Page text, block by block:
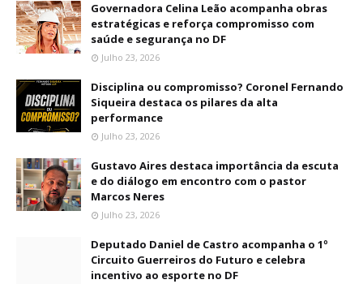
Governadora Celina Leão acompanha obras
estratégicas e reforça compromisso com
saúde e segurança no DF
Julho 23, 2026
Disciplina ou compromisso? Coronel Fernando
Siqueira destaca os pilares da alta
performance
Julho 23, 2026
Gustavo Aires destaca importância da escuta
e do diálogo em encontro com o pastor
Marcos Neres
Julho 23, 2026
Deputado Daniel de Castro acompanha o 1º
Circuito Guerreiros do Futuro e celebra
incentivo ao esporte no DF